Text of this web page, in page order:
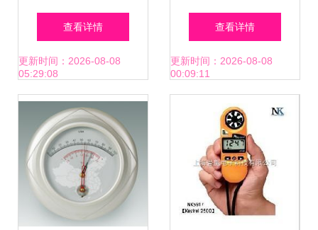
简介（二） 气象仪
器
查看详情
更新时间：2026-08-08
05:29:08
行安全的气象利器
查看详情
更新时间：2026-08-08
00:09:11